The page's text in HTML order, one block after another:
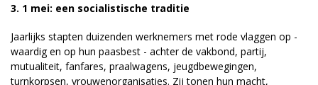
3. 1 mei: een socialistische traditie
Jaarlijks stapten duizenden werknemers met rode vlaggen op -
waardig en op hun paasbest - achter de vakbond, partij,
mutualiteit, fanfares, praalwagens, jeugdbewegingen,
turnkorpsen, vrouwenorganisaties. Zij tonen hun macht,